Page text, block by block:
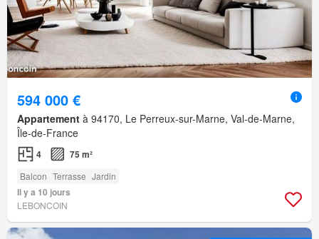
594 000 €
Appartement à 94170, Le Perreux-sur-Marne, Val-de-Marne,
Île-de-France
4 75 m²
Balcon Terrasse Jardin
Il y a 10 jours
LEBONCOIN